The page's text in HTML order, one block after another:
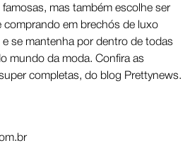
mas também escolhe ser
comprando em brechós de luxo
se mantenha por dentro de todas
mundo da moda. Confira as
completas, do blog Prettynews.